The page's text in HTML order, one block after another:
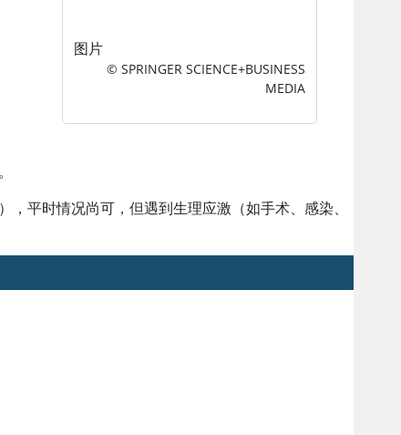
图片
© SPRINGER SCIENCE+BUSINESS
MEDIA
平时情况尚可，但遇到生理应激（如手术、感染、